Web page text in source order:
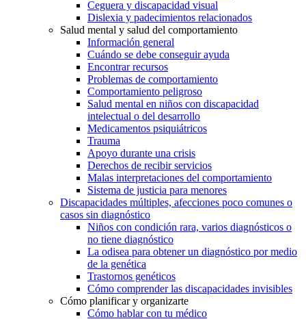
Ceguera y discapacidad visual
Dislexia y padecimientos relacionados
Salud mental y salud del comportamiento
Información general
Cuándo se debe conseguir ayuda
Encontrar recursos
Problemas de comportamiento
Comportamiento peligroso
Salud mental en niños con discapacidad
intelectual o del desarrollo
Medicamentos psiquiátricos
Trauma
Apoyo durante una crisis
Derechos de recibir servicios
Malas interpretaciones del comportamiento
Sistema de justicia para menores
Discapacidades múltiples, afecciones poco comunes o
casos sin diagnóstico
Niños con condición rara, varios diagnósticos o
no tiene diagnóstico
La odisea para obtener un diagnóstico por medio
de la genética
Trastornos genéticos
Cómo comprender las discapacidades invisibles
Cómo planificar y organizarte
Cómo hablar con tu médico